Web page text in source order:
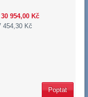
30 954,00 Kč
454,30 Kč
Poptat